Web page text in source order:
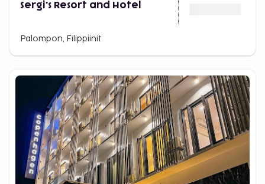
Sergi's Resort and Hotel
Palompon, Filippiinit